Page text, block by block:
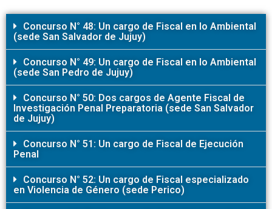
Concurso N° 48: Un cargo de Fiscal en lo Ambiental
(sede San Salvador de Jujuy)
Concurso N° 49: Un cargo de Fiscal en lo Ambiental
(sede San Pedro de Jujuy)
Concurso N° 50: Dos cargos de Agente Fiscal de
Investigación Penal Preparatoria (sede San Salvador
de Jujuy)
Concurso N° 51: Un cargo de Fiscal de Ejecución
Penal
Concurso N° 52: Un cargo de Fiscal especializado
en Violencia de Género (sede Perico)